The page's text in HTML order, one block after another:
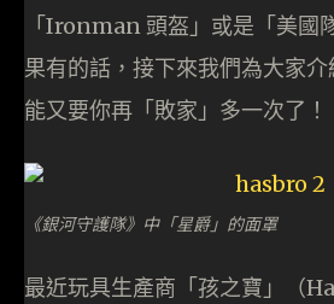
「Ironman 頭盔」或是「美國
果有的話，接下來我們為大家
能又要你再「敗家」多一次了！
《銀河守護隊》中「星爵」的面罩
最近玩具生產商「孩之寶」（